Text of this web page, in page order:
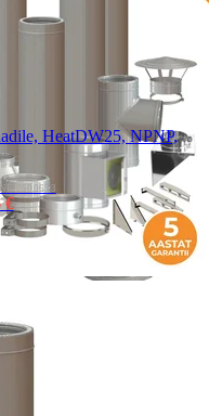
HeatDW25, NPNP,
2500673
€